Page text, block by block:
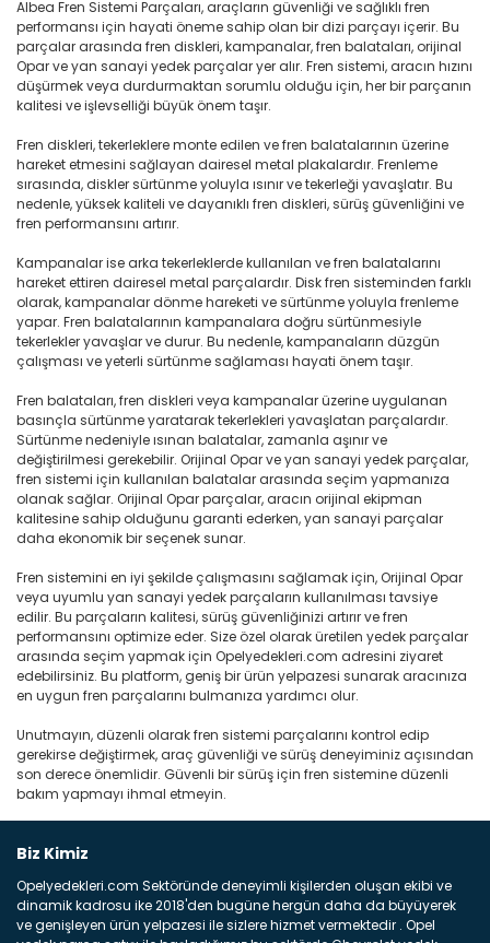
Albea Fren Sistemi Parçaları, araçların güvenliği ve sağlıklı fren
performansı için hayati öneme sahip olan bir dizi parçayı içerir. Bu
parçalar arasında fren diskleri, kampanalar, fren balataları, orijinal
Opar ve yan sanayi yedek parçalar yer alır. Fren sistemi, aracın hızını
düşürmek veya durdurmaktan sorumlu olduğu için, her bir parçanın
kalitesi ve işlevselliği büyük önem taşır.
Fren diskleri, tekerleklere monte edilen ve fren balatalarının üzerine
hareket etmesini sağlayan dairesel metal plakalardır. Frenleme
sırasında, diskler sürtünme yoluyla ısınır ve tekerleği yavaşlatır. Bu
nedenle, yüksek kaliteli ve dayanıklı fren diskleri, sürüş güvenliğini ve
fren performansını artırır.
Kampanalar ise arka tekerleklerde kullanılan ve fren balatalarını
hareket ettiren dairesel metal parçalardır. Disk fren sisteminden farklı
olarak, kampanalar dönme hareketi ve sürtünme yoluyla frenleme
yapar. Fren balatalarının kampanalara doğru sürtünmesiyle
tekerlekler yavaşlar ve durur. Bu nedenle, kampanaların düzgün
çalışması ve yeterli sürtünme sağlaması hayati önem taşır.
Fren balataları, fren diskleri veya kampanalar üzerine uygulanan
basınçla sürtünme yaratarak tekerlekleri yavaşlatan parçalardır.
Sürtünme nedeniyle ısınan balatalar, zamanla aşınır ve
değiştirilmesi gerekebilir. Orijinal Opar ve yan sanayi yedek parçalar,
fren sistemi için kullanılan balatalar arasında seçim yapmanıza
olanak sağlar. Orijinal Opar parçalar, aracın orijinal ekipman
kalitesine sahip olduğunu garanti ederken, yan sanayi parçalar
daha ekonomik bir seçenek sunar.
Fren sistemini en iyi şekilde çalışmasını sağlamak için, Orijinal Opar
veya uyumlu yan sanayi yedek parçaların kullanılması tavsiye
edilir. Bu parçaların kalitesi, sürüş güvenliğinizi artırır ve fren
performansını optimize eder. Size özel olarak üretilen yedek parçalar
arasında seçim yapmak için Opelyedekleri.com adresini ziyaret
edebilirsiniz. Bu platform, geniş bir ürün yelpazesi sunarak aracınıza
en uygun fren parçalarını bulmanıza yardımcı olur.
Unutmayın, düzenli olarak fren sistemi parçalarını kontrol edip
gerekirse değiştirmek, araç güvenliği ve sürüş deneyiminiz açısından
son derece önemlidir. Güvenli bir sürüş için fren sistemine düzenli
bakım yapmayı ihmal etmeyin.
Biz Kimiz
Opelyedekleri.com Sektöründe deneyimli kişilerden oluşan ekibi ve
dinamik kadrosu ike 2018'den bugüne hergün daha da büyüyerek
ve genişleyen ürün yelpazesi ile sizlere hizmet vermektedir . Opel